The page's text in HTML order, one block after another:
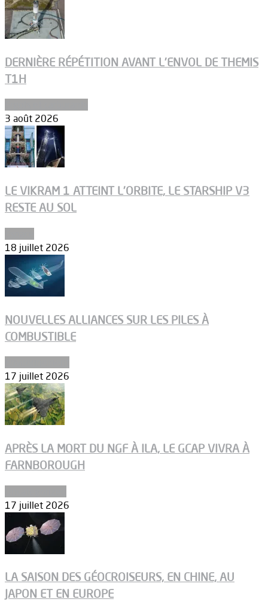
DERNIÈRE RÉPÉTITION AVANT L’ENVOL DE THEMIS
T1H
3 août 2026
LE VIKRAM 1 ATTEINT L’ORBITE, LE STARSHIP V3
RESTE AU SOL
18 juillet 2026
NOUVELLES ALLIANCES SUR LES PILES À
COMBUSTIBLE
17 juillet 2026
APRÈS LA MORT DU NGF À ILA, LE GCAP VIVRA À
FARNBOROUGH
17 juillet 2026
LA SAISON DES GÉOCROISEURS, EN CHINE, AU
JAPON ET EN EUROPE